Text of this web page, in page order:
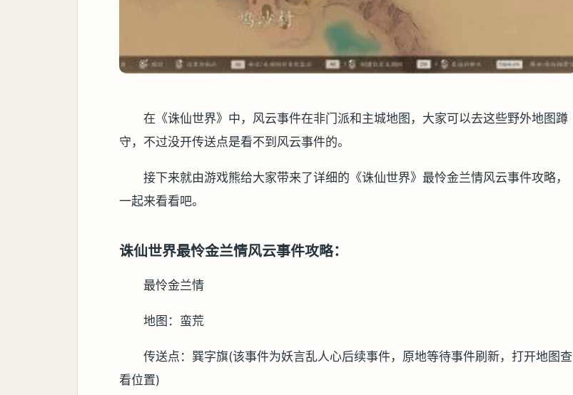
在《诛仙世界》中，风云事件在非门派和主城地图，大家可以去这些野外地图蹲
守，不过没开传送点是看不到风云事件的。
接下来就由游戏熊给大家带来了详细的《诛仙世界》最怜金兰情风云事件攻略，
一起来看看吧。
诛仙世界最怜金兰情风云事件攻略：
最怜金兰情
地图：蛮荒
传送点：巽字旗(该事件为妖言乱人心后续事件，原地等待事件刷新，打开地图查
看位置)